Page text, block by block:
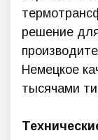
решение
Немецкое
тысячами